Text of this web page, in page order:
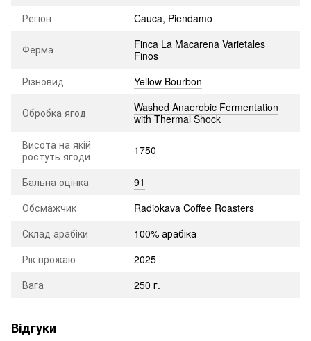
Регіон
Cauca, Piendamo
Ферма
Finca La Macarena Varietales
Finos
Різновид
Yellow Bourbon
Обробка ягод
Washed Anaerobic Fermentation
with Thermal Shock
Висота на якій
ростуть ягоди
1750
Бальна оцінка
91
Обсмажчик
Radiokava Coffee Roasters
Склад арабіки
100% арабіка
Рік врожаю
2025
Вага
250 г.
Відгуки